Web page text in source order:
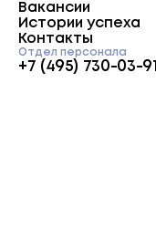
Вакансии
Истории успеха
Контакты
Отдел персонала
+7 (495) 730-03-91